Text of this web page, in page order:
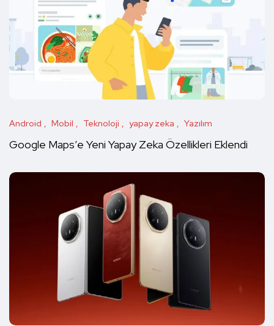
Android Mobil Teknoloji yapay zeka Yazılım
Google Maps’e Yeni Yapay Zeka Özellikleri Eklendi